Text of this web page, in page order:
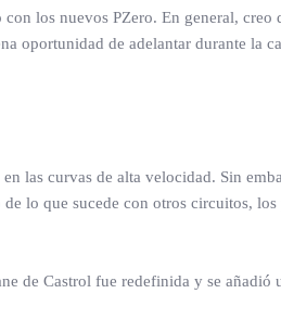
los nuevos PZero. En general,
oportunidad de adelantar durante la
las curvas de alta velocidad. Sin
lo que sucede con otros circuitos,
de Castrol fue redefinida y se añadió